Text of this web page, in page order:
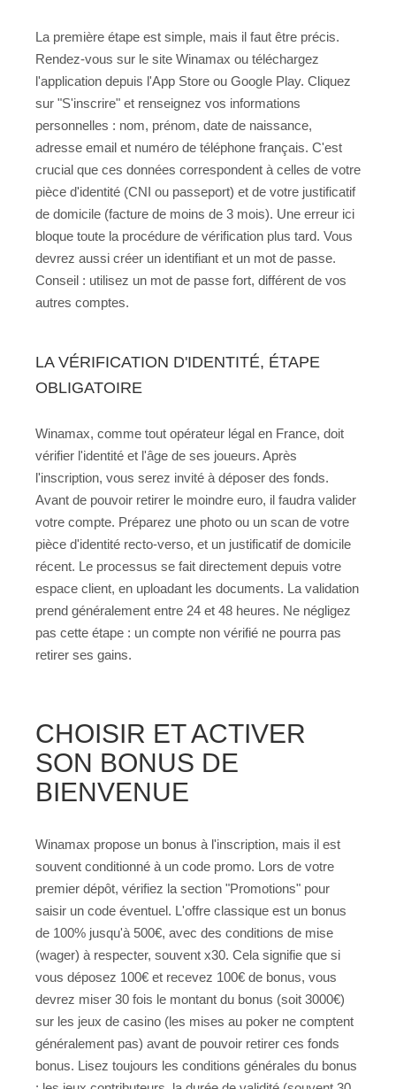
La première étape est simple, mais il faut être précis.
Rendez-vous sur le site Winamax ou téléchargez
l'application depuis l'App Store ou Google Play. Cliquez
sur "S'inscrire" et renseignez vos informations
personnelles : nom, prénom, date de naissance,
adresse email et numéro de téléphone français. C'est
crucial que ces données correspondent à celles de votre
pièce d'identité (CNI ou passeport) et de votre justificatif
de domicile (facture de moins de 3 mois). Une erreur ici
bloque toute la procédure de vérification plus tard. Vous
devrez aussi créer un identifiant et un mot de passe.
Conseil : utilisez un mot de passe fort, différent de vos
autres comptes.
LA VÉRIFICATION D'IDENTITÉ, ÉTAPE
OBLIGATOIRE
Winamax, comme tout opérateur légal en France, doit
vérifier l'identité et l'âge de ses joueurs. Après
l'inscription, vous serez invité à déposer des fonds.
Avant de pouvoir retirer le moindre euro, il faudra valider
votre compte. Préparez une photo ou un scan de votre
pièce d'identité recto-verso, et un justificatif de domicile
récent. Le processus se fait directement depuis votre
espace client, en uploadant les documents. La validation
prend généralement entre 24 et 48 heures. Ne négligez
pas cette étape : un compte non vérifié ne pourra pas
retirer ses gains.
CHOISIR ET ACTIVER
SON BONUS DE
BIENVENUE
Winamax propose un bonus à l'inscription, mais il est
souvent conditionné à un code promo. Lors de votre
premier dépôt, vérifiez la section "Promotions" pour
saisir un code éventuel. L'offre classique est un bonus
de 100% jusqu'à 500€, avec des conditions de mise
(wager) à respecter, souvent x30. Cela signifie que si
vous déposez 100€ et recevez 100€ de bonus, vous
devrez miser 30 fois le montant du bonus (soit 3000€)
sur les jeux de casino (les mises au poker ne comptent
généralement pas) avant de pouvoir retirer ces fonds
bonus. Lisez toujours les conditions générales du bonus